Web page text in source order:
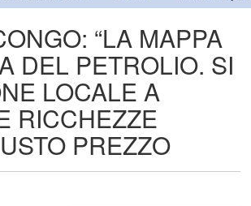
“LA MAPPA
DEL PETROLIO. SI
LOCALE A
RICCHEZZE
PREZZO